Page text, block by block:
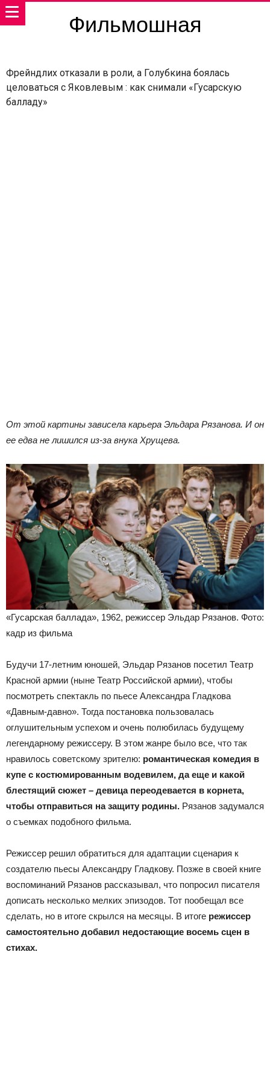
Фильмошная
Фрейндлих отказали в роли, а Голубкина боялась
целоваться с Яковлевым : как снимали «Гусарскую
балладу»
От этой картины зависела карьера Эльдара Рязанова. И он
ее едва не лишился из-за внука Хрущева.
«Гусарская баллада», 1962, режиссер Эльдар Рязанов. Фото:
кадр из фильма
Будучи 17-летним юношей, Эльдар Рязанов посетил Театр
Красной армии (ныне Театр Российской армии), чтобы
посмотреть спектакль по пьесе Александра Гладкова
«Давным-давно». Тогда постановка пользовалась
оглушительным успехом и очень полюбилась будущему
легендарному режиссеру. В этом жанре было все, что так
нравилось советскому зрителю: романтическая комедия в
купе с костюмированным водевилем, да еще и какой
блестящий сюжет – девица переодевается в корнета,
чтобы отправиться на защиту родины. Рязанов задумался
о съемках подобного фильма.
Режиссер решил обратиться для адаптации сценария к
создателю пьесы Александру Гладкову. Позже в своей книге
воспоминаний Рязанов рассказывал, что попросил писателя
дописать несколько мелких эпизодов. Тот пообещал все
сделать, но в итоге скрылся на месяцы. В итоге режиссер
самостоятельно добавил недостающие восемь сцен в
стихах.